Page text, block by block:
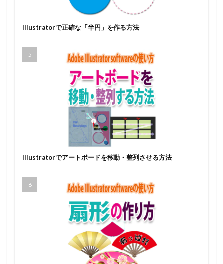
Illustratorで正確な「半円」を作る方法
Illustratorでアートボードを移動・整列させる方法